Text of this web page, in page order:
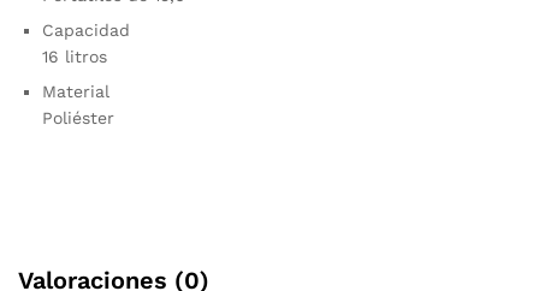
Capacidad
16 litros
Material
Poliéster
Valoraciones (0)